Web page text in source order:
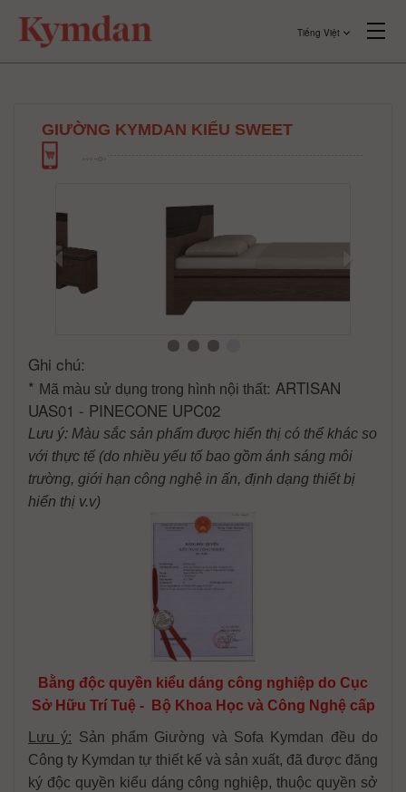
Tiếng Việt
GIƯỜNG KYMDAN KIỂU SWEET
Ghi chú:
* Mã màu sử dụng trong hình nội thất: ARTISAN
UAS01 - PINECONE UPC02
Lưu ý: Màu sắc sản phẩm được hiển thị có thể khác so
với thực tế (do nhiều yếu tố bao gồm ánh sáng môi
trường, giới hạn công nghệ in ấn, định dạng thiết bị
hiển thị v.v)
Bằng độc quyền kiểu dáng công nghiệp do Cục
Sở Hữu Trí Tuệ - Bộ Khoa Học và Công Nghệ cấp
Lưu ý: Sản phẩm Giường và Sofa Kymdan đều do
Công ty Kymdan tự thiết kế và sản xuất, đã được đăng
ký độc quyền kiểu dáng công nghiệp, thuộc quyền sở